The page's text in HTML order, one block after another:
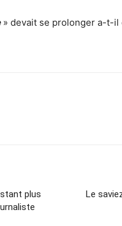
» devait se prolonger a-t-il
plus
Le